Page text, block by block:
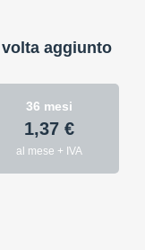
aggiunto
36 mesi
1,37 €
al mese + IVA